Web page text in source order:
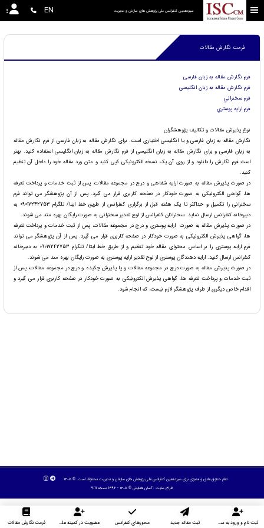
سیزدهمین کنفرانس ملی پژوهش های سازمان و مدیریت EN
فرمت نگارش مقالات
فرم نگارش مقاله به زبان فارسی
فرم نگارش مقاله به زبان انگلیسی
فرم سخنراني
فرم ارايه پوستري
نوع پذیرش مقالات و تکالیف پژوهشگران
نگارش مقاله به زبان فارسی و یا انگلیسی اختیاری است. برای نگارش مقاله به زبان فارسی از فرم نگارش مقاله
به زبان فارسی و برای نگارش مقاله به زبان انگلیسی از فرم نگارش مقاله به زبان انگلیسی استفاده کنید. بهتر
است فرم نگارش را دانلود و از روی آن یک نسخه الکترونیکی کپی کنید و متن ورد مقاله خود را داخل آن تنظیم
کنید.
در صورت پذیرش مقاله به صورت ارایه شفاهی و درج در مجموعه مقالات، پس از ثبت خدمات و پرداخت تعرفه
ها، گواهی الکترونیکی به صورت خودکار در صفحه کاربری قرار می گیرد. پس از آن پژوهشگر می تواند فرم
سخنرانی را تکمیل و حداکثر تا یک هفته قبل از برگزاری کنفرانس از طریق خط ایتا/ تلگرام 09017242753 به
دبیرخانه کنفرانس ارسال نماید. سخنرانان کنفرانس از لوح تقدیر سخنرانی به صورت رایگان بهره مند می شوند.
در صورت پذیرش مقاله به صورت ارایه پوستری و درج در مجموعه مقالات، پس از ثبت خدمات و پرداخت تعرفه
ها، گواهی پذیرش الکترونیکی به صورت خودکار در صفحه کاربری قرار می گیرد. پس از آن پژوهشگر می تواند
فرم ارایه پوستری را بر اساس محتوای مقاله خود تنظیم و از طریق خط ایتا/ تلگرام 09017242753 به دبیرخانه
کنفرانس ارسال کنید. ارایه دهندگان پوستری از لوح تقدیر ارایه پوستری به صورت رایگان بهره مند می شوند.
در صورت پذیرش مقاله به صورت درج در مجموعه مقالات و پا پذیرش چکیده و درج در مجموعه مقالات، پس از
ثبت خدمات و پرداخت تعرفه ها، گواهی پذیرش الکترونیکی به صورت خودکار در صفحه کاربری قرار می گیرد و
اقدام خاص دیگری از طرف پژوهشگر لازم نیست، که انجام شود.
تمام حقوق مادی و معنوی برای سیزدهمین کنفرانس ملی پژوهش های سازمان و مدیریت محفوظ است. © ۱۴۰۵
طراح سایت :آسان همایش © ۱۴۰۵ - 1392 نسخه 9.11
ثبت نام و ورود به سایت ثبت مقاله جدید محورهای کنفرانس عضویت در کمیته علمی داوران فرمت نگارش مقالات